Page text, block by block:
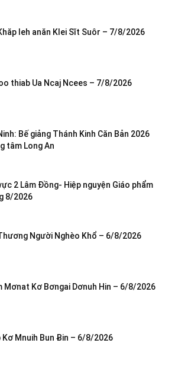
leh anăn Klei Sĭt Suôr – 7/8/2026
thiab Ua Ncaj Ncees – 7/8/2026
Bế giảng Thánh Kinh Căn Bản 2026
tâm Long An
2 Lâm Đồng- Hiệp nguyện Giáo phẩm
8/2026
Người Nghèo Khổ – 6/8/2026
Mơnat Kơ Bơngai Dơnuh Hin – 6/8/2026
Kơ Mnuih Bun Ƀin – 6/8/2026